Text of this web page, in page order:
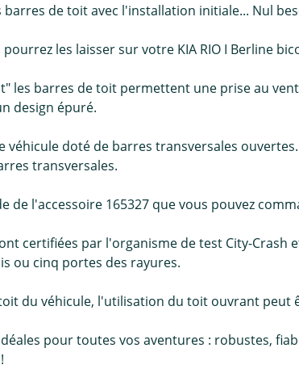
de toit avec l'installation initiale... Nul
les laisser sur votre KIA RIO I Berline
les barres de toit permettent une prise au
design épuré.
doté de barres transversales
transversales.
de l'accessoire 165327 que vous pouvez
certifiées par l'organisme de test City-Crash
ou cinq portes des rayures.
du véhicule, l'utilisation du toit ouvrant peut
pour toutes vos aventures : robustes,